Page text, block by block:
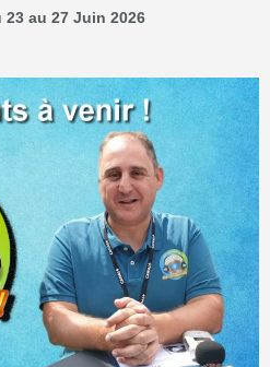
au 27 Juin 2026